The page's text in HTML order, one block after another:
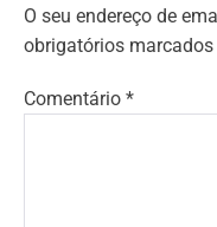
O seu endereço de
obrigatórios marcados
Comentário *